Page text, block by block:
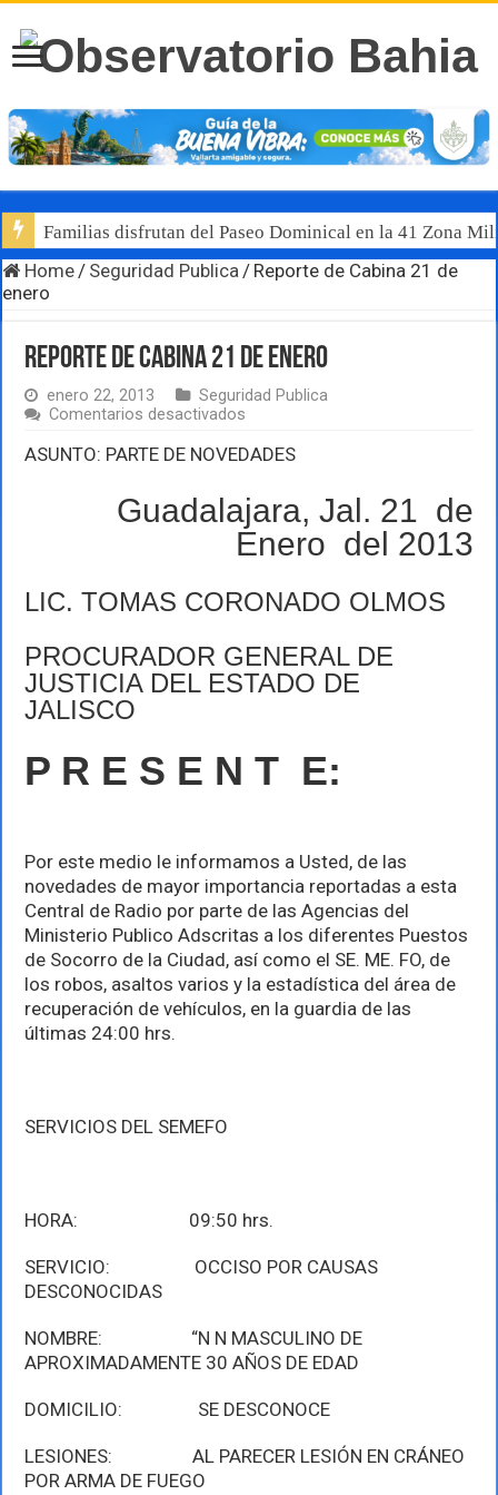
Familias disfrutan del Paseo Dominical en la 41 Zona
Luis Munguía destaca, junto al gobernador Pablo
Home / Seguridad Publica / Reporte de Cabina 21 de
enero
Reporte de Cabina 21 de enero
enero 22, 2013
Seguridad Publica
Comentarios desactivados
de
de
enero
ASUNTO: PARTE DE NOVEDADES
Guadalajara, Jal. 21 de
Enero del 2013
LIC. TOMAS CORONADO OLMOS
PROCURADOR GENERAL DE
JUSTICIA DEL ESTADO DE
JALISCO
P R E S E N T E:
Por este medio le informamos a Usted, de las
novedades de mayor importancia reportadas a esta
Central de Radio por parte de las Agencias del
Ministerio Publico Adscritas a los diferentes Puestos
de Socorro de la Ciudad, así como el SE. ME. FO, de
los robos, asaltos varios y la estadística del área de
recuperación de vehículos, en la guardia de las
últimas 24:00 hrs.
SERVICIOS DEL SEMEFO
HORA: 09:50 hrs.
SERVICIO: OCCISO POR CAUSAS
DESCONOCIDAS
NOMBRE: “N N MASCULINO DE
APROXIMADAMENTE 30 AÑOS DE EDAD
DOMICILIO: SE DESCONOCE
LESIONES: AL PARECER LESIÓN EN CRÁNEO
POR ARMA DE FUEGO